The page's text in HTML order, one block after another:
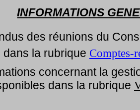
INFORMATIONS
des réunions du
la rubrique Comptes-
concernant la
dans la rubrique